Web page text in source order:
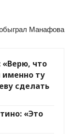
Манафова
«Верю, что
ту
сделать
«Это